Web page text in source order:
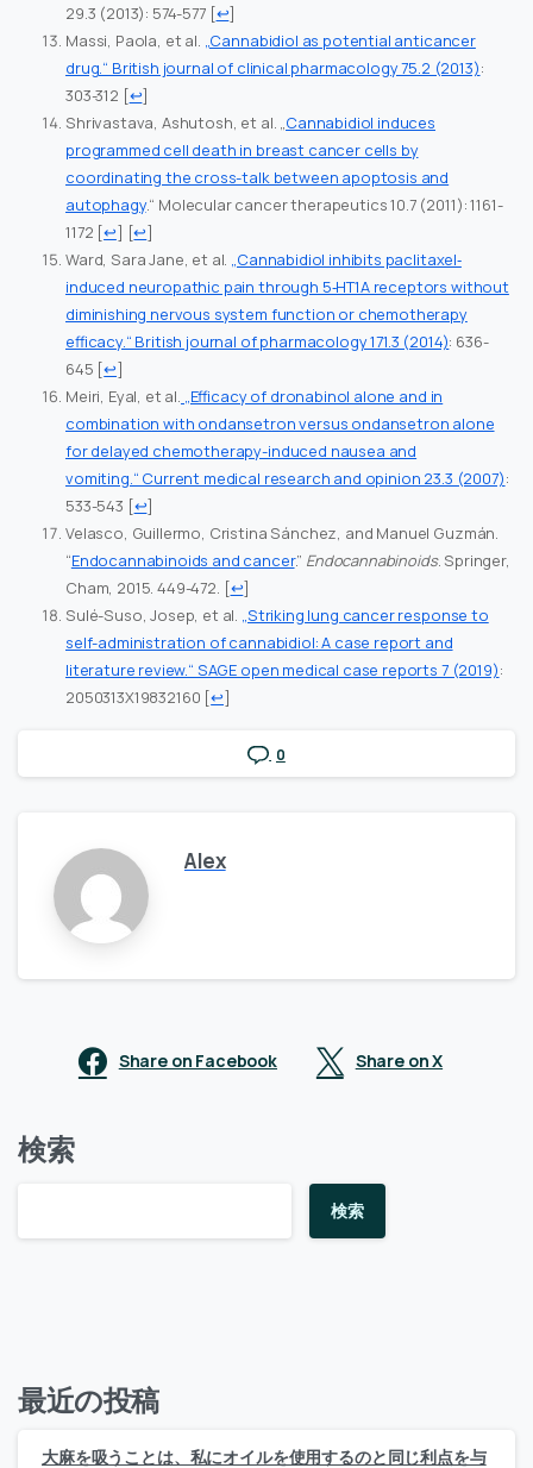
29.3 (2013): 574-577[↩]
Massi, Paola, et al. „Cannabidiol as potential anticancer
drug.“ British journal of clinical pharmacology 75.2 (2013):
303-312 [↩]
Shrivastava, Ashutosh, et al. „Cannabidiol induces
programmed cell death in breast cancer cells by
coordinating the cross-talk between apoptosis and
autophagy.“ Molecular cancer therapeutics 10.7 (2011): 1161-
1172 [↩] [↩]
Ward, Sara Jane, et al. „Cannabidiol inhibits paclitaxel‐
induced neuropathic pain through 5‐HT1A receptors without
diminishing nervous system function or chemotherapy
efficacy.“ British journal of pharmacology 171.3 (2014): 636-
645 [↩]
Meiri, Eyal, et al. „Efficacy of dronabinol alone and in
combination with ondansetron versus ondansetron alone
for delayed chemotherapy-induced nausea and
vomiting.“ Current medical research and opinion 23.3 (2007):
533-543 [↩]
Velasco, Guillermo, Cristina Sánchez, and Manuel Guzmán.
“Endocannabinoids and cancer.” Endocannabinoids. Springer,
Cham, 2015. 449-472. [↩]
Sulé-Suso, Josep, et al. „Striking lung cancer response to
self-administration of cannabidiol: A case report and
literature review.“ SAGE open medical case reports 7 (2019):
2050313X19832160 [↩]
0
Alex
Share on Facebook Share on X
検索
検索
最近の投稿
大麻を吸うことは、私にオイルを使用するのと同じ利点を与